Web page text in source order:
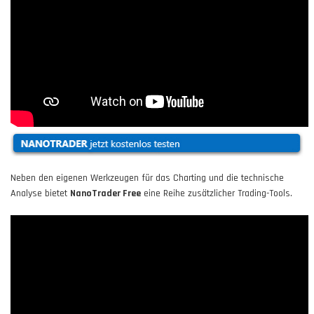
Neben den eigenen Werkzeugen für das Charting und die technische
Analyse bietet NanoTrader Free eine Reihe zusätzlicher Trading-Tools.